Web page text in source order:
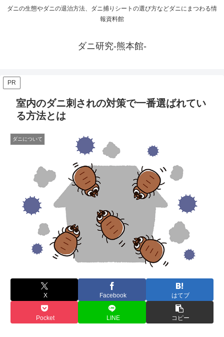
ダニの生態やダニの退治方法、ダニ捕りシートの選び方などダニにまつわる情
報資料館
ダニ研究-熊本館-
PR
室内のダニ刺されの対策で一番選ばれてい
る方法とは
ダニについて
X Facebook はてブ
Pocket LINE コピー